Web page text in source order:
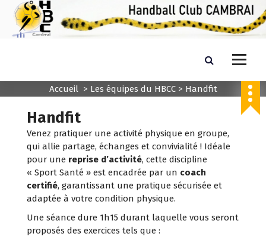
u
c
HANDBALL CLUB CAMBRAI
Accueil> Les équipes du HBCC> Handfit
Handfit
Venez pratiquer une activité physique en groupe,
qui allie partage, échanges et convivialité ! Idéale
pour une reprise d’activité, cette discipline
« Sport Santé » est encadrée par un coach
certifié, garantissant une pratique sécurisée et
adaptée à votre condition physique.
Une séance dure 1h15 durant laquelle vous seront
proposés des exercices tels que :